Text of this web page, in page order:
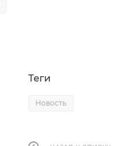
Теги
Новость